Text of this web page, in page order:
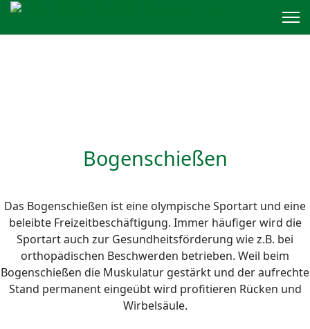
Bogenschießen
Das Bogenschießen ist eine olympische Sportart und eine
beleibte Freizeitbeschäftigung. Immer häufiger wird die
Sportart auch zur Gesundheitsförderung wie z.B. bei
orthopädischen Beschwerden betrieben. Weil beim
Bogenschießen die Muskulatur gestärkt und der aufrechte
Stand permanent eingeübt wird profitieren Rücken und
Wirbelsäule.